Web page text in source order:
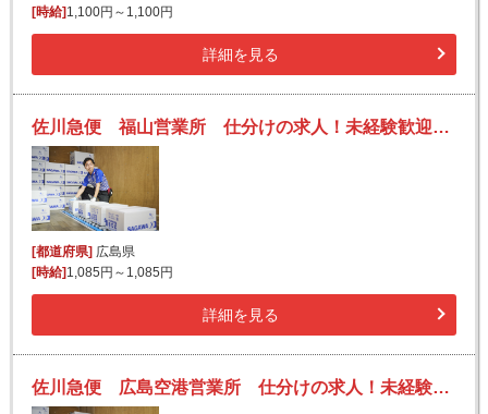
[時給]1,100円～1,100円
詳細を見る
佐川急便 福山営業所 仕分けの求人！未経験歓迎！先輩たちがサポートします♪
[都道府県]広島県
[時給]1,085円～1,085円
詳細を見る
佐川急便 広島空港営業所 仕分けの求人！未経験歓迎！先輩たちがサポートします♪